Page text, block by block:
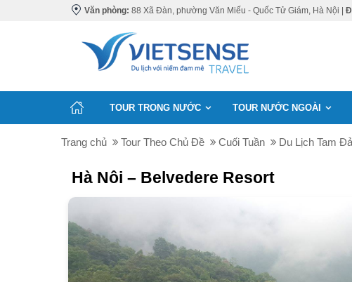
Văn phòng: 88 Xã Đàn, phường Văn Miếu - Quốc Tử Giám, Hà Nội |
TOUR TRONG NƯỚC TOUR NƯỚC NGOÀI
Trang chủ Tour Theo Chủ Đề Cuối Tuần Du Lịch Tam
Hà Nôi – Belvedere Resort